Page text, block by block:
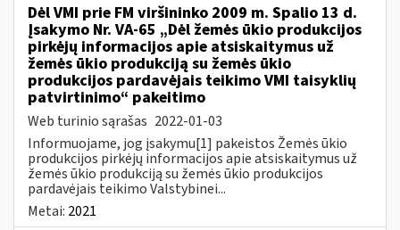
Dėl VMI prie FM viršininko 2009 m. Spalio 13 d.
Įsakymo Nr. VA-65 „Dėl žemės ūkio produkcijos
pirkėjų informacijos apie atsiskaitymus už
žemės ūkio produkciją su žemės ūkio
produkcijos pardavėjais teikimo VMI taisyklių
patvirtinimo“ pakeitimo
Web turinio sąrašas 2022-01-03
Informuojame, jog įsakymu[1] pakeistos Žemės ūkio
produkcijos pirkėjų informacijos apie atsiskaitymus už
žemės ūkio produkciją su žemės ūkio produkcijos
pardavėjais teikimo Valstybinei...
Metai: 2021